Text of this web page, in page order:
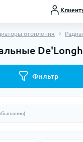
отопления
Фильтр